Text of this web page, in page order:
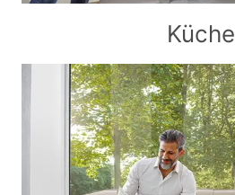
Küche